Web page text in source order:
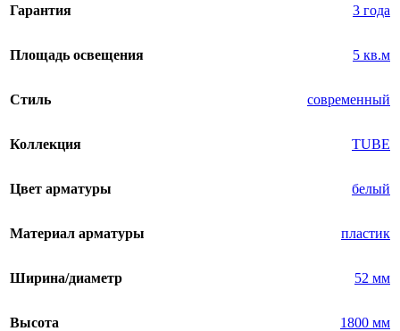
Гарантия 3 года
Площадь освещения 5 кв.м
Стиль современный
Коллекция TUBE
Цвет арматуры белый
Материал арматуры пластик
Ширина/диаметр 52 мм
Высота 1800 мм